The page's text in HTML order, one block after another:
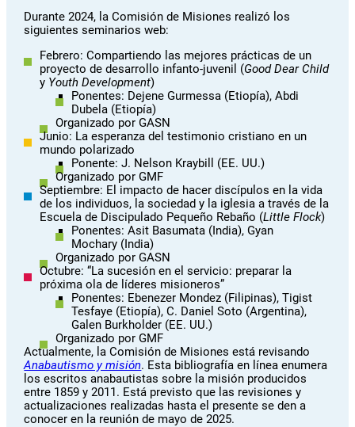
Durante 2024, la Comisión de Misiones realizó los
siguientes seminarios web:
Febrero: Compartiendo las mejores prácticas de un
proyecto de desarrollo infanto-juvenil (Good Dear Child
y Youth Development)
Ponentes: Dejene Gurmessa (Etiopía), Abdi
Dubela (Etiopía)
Organizado por GASN
Junio: La esperanza del testimonio cristiano en un
mundo polarizado
Ponente: J. Nelson Kraybill (EE. UU.)
Organizado por GMF
Septiembre: El impacto de hacer discípulos en la vida
de los individuos, la sociedad y la iglesia a través de la
Escuela de Discipulado Pequeño Rebaño (Little Flock)
Ponentes: Asit Basumata (India), Gyan
Mochary (India)
Organizado por GASN
Octubre: “La sucesión en el servicio: preparar la
próxima ola de líderes misioneros”
Ponentes: Ebenezer Mondez (Filipinas), Tigist
Tesfaye (Etiopía), C. Daniel Soto (Argentina),
Galen Burkholder (EE. UU.)
Organizado por GMF
Actualmente, la Comisión de Misiones está revisando
Anabautismo y misión. Esta bibliografía en línea enumera
los escritos anabautistas sobre la misión producidos
entre 1859 y 2011. Está previsto que las revisiones y
actualizaciones realizadas hasta el presente se den a
conocer en la reunión de mayo de 2025.